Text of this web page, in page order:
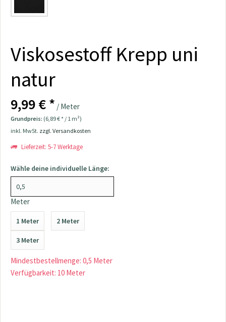
Viskosestoff Krepp uni
natur
9,99 € * / Meter
Grundpreis: (6,89 € * / 1 m²)
inkl. MwSt. zzgl. Versandkosten
Lieferzeit: 5-7 Werktage
Wähle deine individuelle Länge:
Meter
1 Meter 2 Meter
3 Meter
Mindestbestellmenge: 0,5 Meter
Verfügbarkeit: 10 Meter